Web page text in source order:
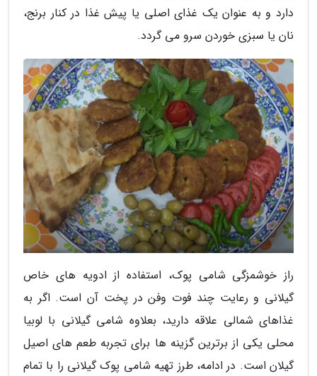
دارد و به عنوان یک غذای اصلی یا پیش غذا در کنار برنج،
نان یا سبزی خوردن سرو می گردد.
راز خوشمزگی شامی پوک، استفاده از ادویه های خاص
گیلانی و رعایت چند فوت وفن در پخت آن است. اگر به
غذاهای شمالی علاقه دارید، بعلاوه شامی گیلانی با لوبیا
محلی یکی از برترین گزینه ها برای تجربه طعم های اصیل
گیلان است. در ادامه، طرز تهیه شامی پوک گیلانی را با تمام